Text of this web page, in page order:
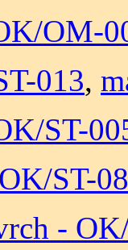
OM-
013,
ST-
ST-
-